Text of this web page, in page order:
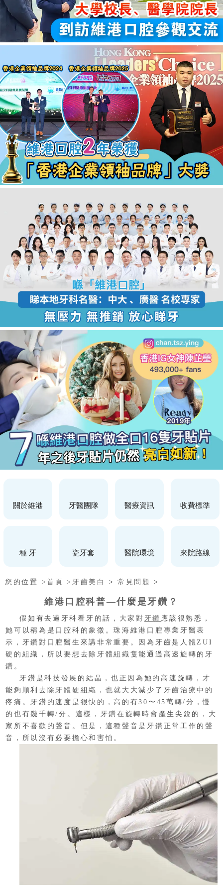
關於維港 牙醫團隊 醫療資訊 收費標準
種 牙 瓷牙套 醫院環境 來院路線
您的位置 >首頁 > 牙齒美白 > 常見問題 >
維港口腔科普—什麼是牙鑽？
假如有去過牙科看牙的話，大家對 牙鑽 應該很熟悉，
她可以稱為是口腔科的象徵。珠海維港口腔專業牙醫表
示，牙鑽對口腔醫生來講非常重要。因為牙齒是人體ZUI
硬的組織，所以要想去除牙體組織隻能通過高速旋轉的牙
鑽。
牙鑽是科技發展的結晶，也正因為她的高速旋轉，才
能夠順利去除牙體硬組織，也就大大減少了牙齒治療中的
疼痛。牙鑽的速度是很快的，高的有30〜45萬轉/分，慢
的也有幾千轉/分。這樣，牙鑽在旋轉時會產生尖銳的，大
家所不喜歡的聲音。但是，這種聲音是牙鑽正常工作的聲
音，所以沒有必要擔心和害怕。